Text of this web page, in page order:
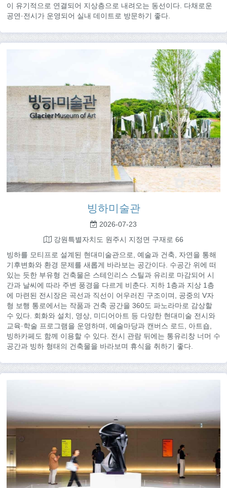
이 유기적으로 연결되어 지상층으로 내려오는 동선이다. 다채로운
공연·전시가 운영되어 실내 데이트로 방문하기 좋다.
빙하미술관
2026-07-23
강원특별자치도 원주시 지정면 구재로 66
빙하를 모티프로 설계된 현대미술관으로, 예술과 건축, 자연을 통해
기후변화와 환경 문제를 새롭게 바라보는 공간이다. 수공간 위에 떠
있는 듯한 부유형 건축물은 스테인리스 스틸과 유리로 마감되어 시
간과 날씨에 따라 주변 풍경을 다르게 비춘다. 지하 1층과 지상 1층
에 마련된 전시장은 곡선과 직선이 어우러진 구조이며, 공중의 V자
형 보행 통로에서는 작품과 건축 공간을 360도 파노라마로 감상할
수 있다. 회화와 설치, 영상, 미디어아트 등 다양한 현대미술 전시와
교육·학술 프로그램을 운영하며, 예술마당과 캔버스 로드, 아트숍,
빙하카페도 함께 이용할 수 있다. 전시 관람 뒤에는 통유리창 너머 수
공간과 빙하 형태의 건축물을 바라보며 휴식을 취하기 좋다.